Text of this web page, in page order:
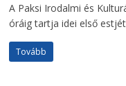
A Paksi Irodalmi és
óráig tartja idei első
Tovább